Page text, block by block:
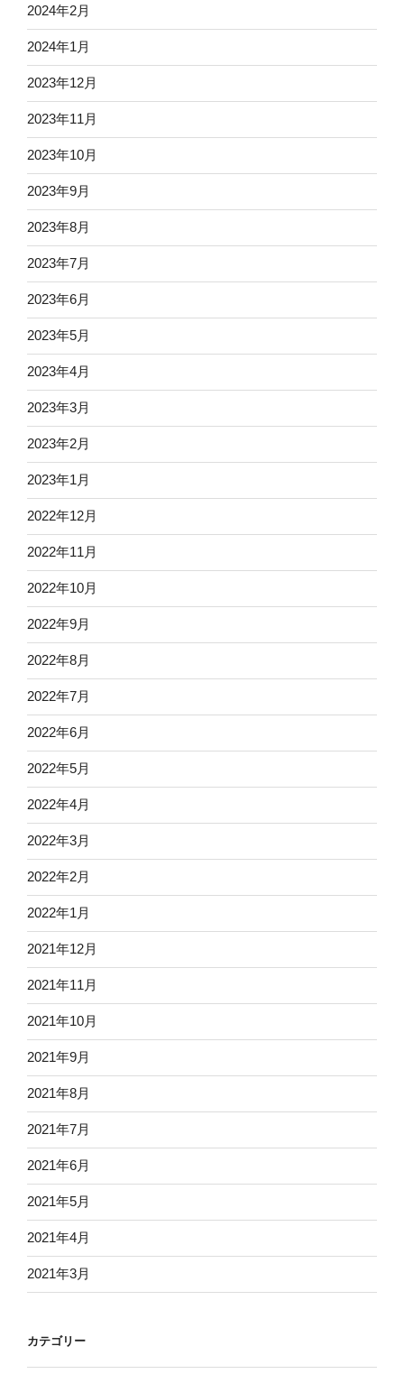
2024年2月
2024年1月
2023年12月
2023年11月
2023年10月
2023年9月
2023年8月
2023年7月
2023年6月
2023年5月
2023年4月
2023年3月
2023年2月
2023年1月
2022年12月
2022年11月
2022年10月
2022年9月
2022年8月
2022年7月
2022年6月
2022年5月
2022年4月
2022年3月
2022年2月
2022年1月
2021年12月
2021年11月
2021年10月
2021年9月
2021年8月
2021年7月
2021年6月
2021年5月
2021年4月
2021年3月
カテゴリー